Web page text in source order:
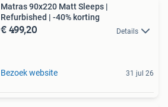
Matras 90x220 Matt Sleeps |
Refurbished | -40% korting
€ 499,20 Details
Bezoek website 31 jul 26